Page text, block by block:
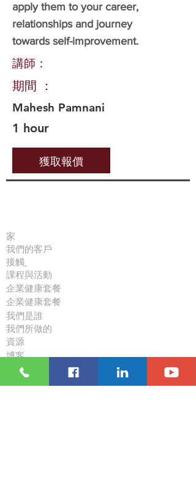
apply them to your career,
relationships and journey
towards self-improvement.
講師：
期間 ：
Mahesh Pamnani
1 hour
獲取報價
家
我們的客戶
接觸
課程與活動
企業健康套餐
企業健康套餐
我們是誰
我們所做的
資源
博客
跟隨